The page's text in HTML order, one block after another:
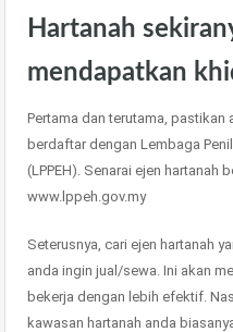
Hartanah
mendapatkan
Pertama dan terutama, pastikan
berdaftar dengan Lembaga
(LPPEH). Senarai ejen
www.lppeh.gov.my
Seterusnya, cari ejen hartanah
anda ingin jual/sewa. Ini akan
bekerja dengan lebih efektif.
kawasan hartanah anda